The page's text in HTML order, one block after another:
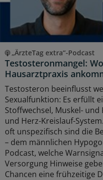
„ÄrzteTag extra“-Podcast
Testosteronmangel:
Hausarztpraxis
Testosteron beeinflusst
Sexualfunktion: Es erfüllt
Stoffwechsel, Muskel-
und Herz-Kreislauf-
oft unspezifisch sind die
– dem männlichen
Podcast, welche
Versorgung Hinweise
Chancen eine frühzeitige